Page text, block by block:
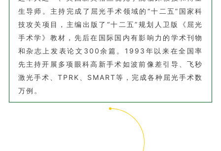
生导师。主持完成了屈光手术领域的“十二五”国家科
技攻关项目，主编出版了“十二五”规划人卫版《屈光
手术学》教材，先后在国际国内有影响力的学术刊物
和杂志上发表论文300余篇。1993年以来在全国率
先主持开展多项眼科高新手术如波前像差引导、飞秒
激光手术、TPRK、SMART等，完成各种屈光手术数
万例。